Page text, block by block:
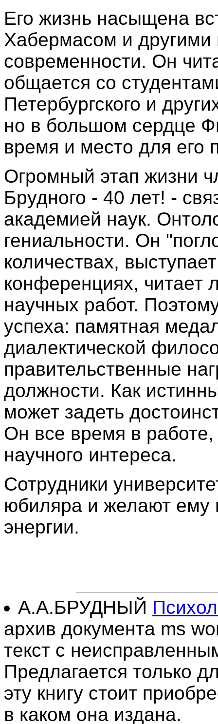
Его жизнь насыщена
Хабермасом и
современности. Он
общается со
Петербургского и
но в большом сердце
время и место для его
Огромный этап жизни
Брудного - 40 лет! -
академией наук.
гениальности. Он
количествах,
конференциях, читает
научных работ.
успеха: памятная
диалектической
правительственные
должности. Как
может задеть
Он все время в работе,
научного интереса.
Сотрудники
юбиляра и желают ему
энергии.
А.А.БРУДНЫЙ
архив документа ms
текст с
Предлагается только
эту книгу стоит
в каком она издана.